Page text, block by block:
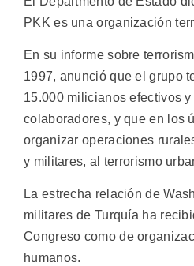
PKK es una organización
En su informe sobre
1997, anunció que el grupo
15.000 milicianos efectivos
colaboradores, y que en los
organizar operaciones
y militares, al terrorismo
La estrecha relación de
militares de Turquía ha
Congreso como de
humanos.